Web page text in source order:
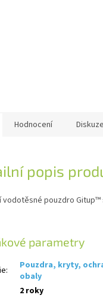
Hodnocení
popis
vodotěsné pouzdro
parametry
:
Pouzdra, kryty,
obaly
2 roky